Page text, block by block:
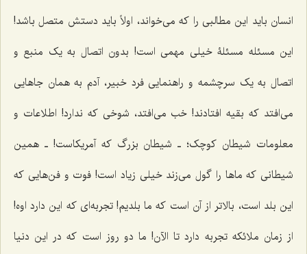
انسان باید این مطالبى را که مى‌خواند، اولاً باید دستش متصل باشد!
این مسئله مسئلۀ خیلی مهمى است! بدون اتصال به یک منبع و
اتصال به یک سرچشمه و راهنمایى فرد خبیر، آدم به همان جاهایى
مى‌افتد که بقیه افتادند! خب مى‌افتد، شوخى که ندارد! اطلاعات و
معلومات شیطان کوچک؛ ـ شیطان بزرگ که آمریکاست! ـ همین
شیطانى که ماها را گول مى‌زند خیلى زیاد است! فوت و فن‌هایى که
این بلد است، بالاتر از آن است که ما بلدیم! تجربه‌اى که این دارد اوه!
از زمان ملائکه تجربه دارد تا الآن! ما دو روز است که در این دنیا